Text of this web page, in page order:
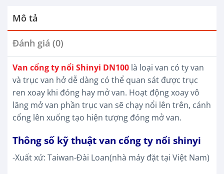
Mô tả
Đánh giá (0)
Van cổng ty nổi Shinyi DN100 là loại van có ty van
và trục van hở dễ dàng có thể quan sát được trục
ren xoay khi đóng hay mở van. Hoạt động xoay vô
lăng mở van phần trục van sẽ chạy nổi lên trên, cánh
cổng lên xuống tạo hiện tượng đóng mở van.
Thông số kỹ thuật van cổng ty nổi shinyi
-Xuất xứ: Taiwan-Đài Loan(nhà máy đặt tại Việt Nam)